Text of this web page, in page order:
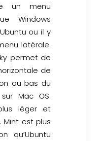
un menu
Windows
ou il y
latérale.
permet de
de
au bas du
Mac OS.
léger et
Mint est plus
qu’Ubuntu